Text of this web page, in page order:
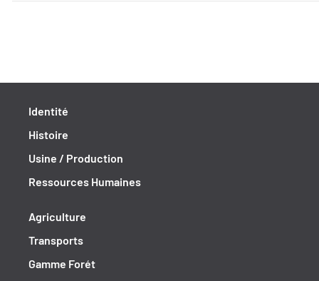
Identité
Histoire
Usine / Production
Ressources Humaines
Agriculture
Transports
Gamme Forét